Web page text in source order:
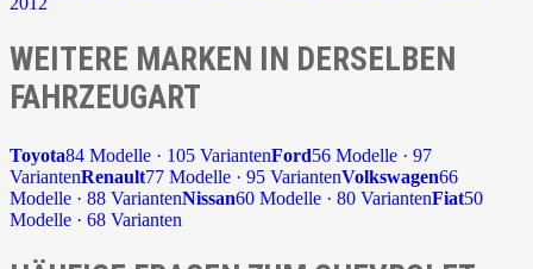
WEITERE MARKEN IN DERSELBEN
FAHRZEUGART
Toyota84 Modelle · 105 VariantenFord56 Modelle · 97
VariantenRenault77 Modelle · 95 VariantenVolkswagen66
Modelle · 88 VariantenNissan60 Modelle · 80 VariantenFiat50
Modelle · 68 Varianten